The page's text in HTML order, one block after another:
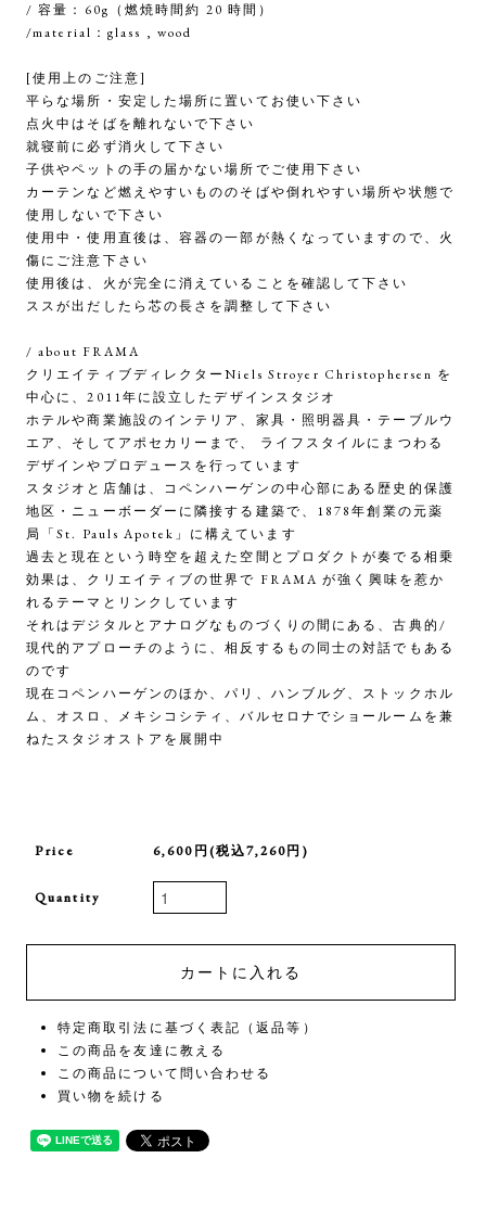
/ 容量：60g（燃焼時間約 20 時間）
/material：glass , wood
[使用上のご注意]
平らな場所・安定した場所に置いてお使い下さい
点火中はそばを離れないで下さい
就寝前に必ず消火して下さい
子供やペットの手の届かない場所でご使用下さい
カーテンなど燃えやすいもののそばや倒れやすい場所や状態で
使用しないで下さい
使用中・使用直後は、容器の一部が熱くなっていますので、火
傷にご注意下さい
使用後は、火が完全に消えていることを確認して下さい
ススが出だしたら芯の長さを調整して下さい
/ about FRAMA
クリエイティブディレクターNiels Stroyer Christophersen を
中心に、2011年に設立したデザインスタジオ
ホテルや商業施設のインテリア、家具・照明器具・テーブルウ
エア、そしてアポセカリーまで、 ライフスタイルにまつわる
デザインやプロデュースを行っています
スタジオと店舗は、コペンハーゲンの中心部にある歴史的保護
地区・ニューボーダーに隣接する建築で、1878年創業の元薬
局「St. Pauls Apotek」に構えています
過去と現在という時空を超えた空間とプロダクトが奏でる相乗
効果は、クリエイティブの世界で FRAMA が強く興味を惹か
れるテーマとリンクしています
それはデジタルとアナログなものづくりの間にある、古典的/
現代的アプローチのように、相反するもの同士の対話でもある
のです
現在コペンハーゲンのほか、パリ、ハンブルグ、ストックホル
ム、オスロ、メキシコシティ、バルセロナでショールームを兼
ねたスタジオストアを展開中
Price 6,600円(税込7,260円)
Quantity
特定商取引法に基づく表記（返品等）
この商品を友達に教える
この商品について問い合わせる
買い物を続ける